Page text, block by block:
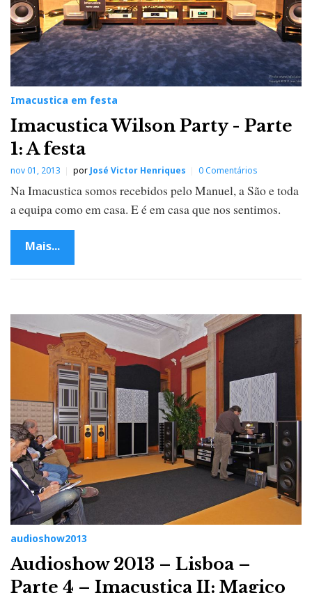
Imacustica em festa
Imacustica Wilson Party - Parte
1: A festa
nov 01, 2013 por José Victor Henriques 0 Comentários
Na Imacustica somos recebidos pelo Manuel, a São e toda
a equipa como em casa. E é em casa que nos sentimos.
Mais...
audioshow2013
Audioshow 2013 – Lisboa –
Parte 4 – Imacustica II: Magico